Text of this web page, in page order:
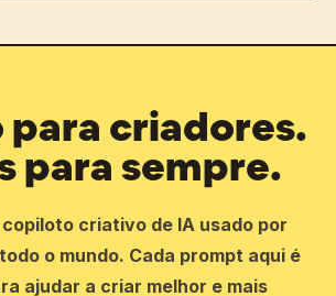
para criadores.
para sempre.
copiloto criativo de IA usado por
o mundo. Cada prompt aqui é
ajudar a criar melhor e mais